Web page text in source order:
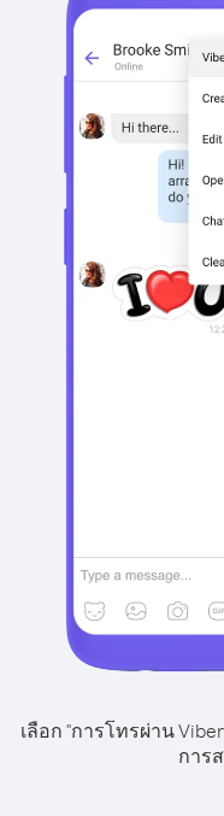
เลือก "การโทรผ่าน
การ